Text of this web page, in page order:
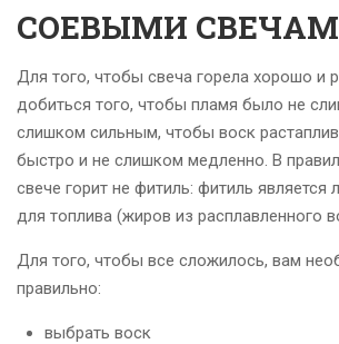
СОЕВЫМИ
Для того, чтобы свеча горела хорошо и
добиться того, чтобы пламя было не
слишком сильным, чтобы воск
быстро и не слишком медленно. В
свече горит не фитиль: фитиль
для топлива (жиров из расплавленного
Для того, чтобы все сложилось, вам
правильно:
выбрать воск